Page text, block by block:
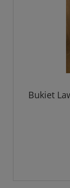
Bukiet